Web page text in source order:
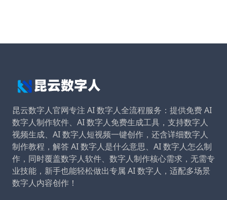
昆云数字人官网专注 AI 数字人全流程服务：提供免费 AI
数字人制作软件、AI 数字人免费生成工具，支持数字人
视频生成、AI 数字人短视频一键创作，还含详细数字人
制作教程，解答 AI 数字人是什么意思、AI 数字人怎么制
作，同时覆盖数字人软件、数字人制作核心需求，无需专
业技能，新手也能轻松做出专属 AI 数字人，适配多场景
数字人内容创作！